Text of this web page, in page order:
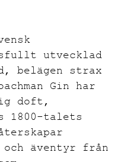
utvecklad
belägen strax
Gin har
doft,
1800-talets
äventyr från